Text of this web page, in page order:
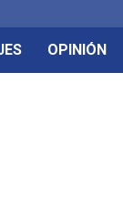
OPINIÓN